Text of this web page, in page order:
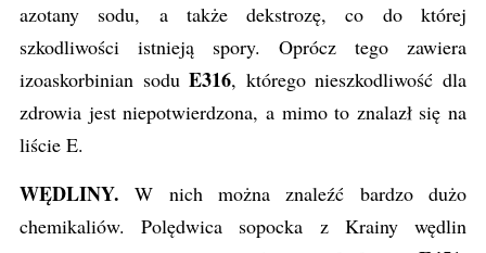
azotany sodu, a także dekstrozę, co do której
szkodliwości istnieją spory. Oprócz tego zawiera
izoaskorbinian soduE316, którego nieszkodliwość dla
zdrowia jest niepotwierdzona, a mimo to znalazł się na
liście E.
WĘDLINY. W nich można znaleźć bardzo dużo
chemikaliów. Polędwica sopocka z Krainy wędlin